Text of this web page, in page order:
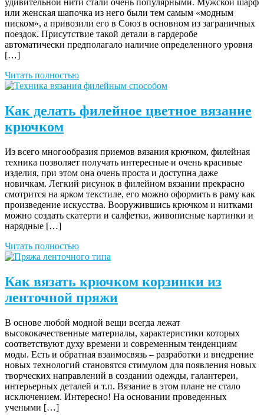
или женская шапочка из него были тем самым «модным
писком», а привозили его в Союз в основном из заграничных
поездок. Присутствие такой детали в гардеробе
автоматически предполагало наличие определенного уровня
[…]
Читать полностью
Как делать филейное цветное вязание
крючком
Из всего многообразия приемов вязания крючком, филейная
техника позволяет получать интересные и очень красивые
изделия, при этом она очень проста и доступна даже
новичкам. Легкий рисунок в филейном вязании прекрасно
смотрится на ярком текстиле, его можно оформить в раму как
произведение искусства. Вооружившись крючком и нитками
можно создать скатерти и салфетки, живописные картинки и
нарядные […]
Читать полностью
Как вязать крючком корзинки из
ленточной пряжи
В основе любой модной вещи всегда лежат
высококачественные материалы, характеристики которых
соответствуют духу времени и современным тенденциям
моды. Есть и обратная взаимосвязь – разработки и внедрение
новых технологий становятся стимулом для появления новых
творческих направлений в создании одежды, галантереи,
интерьерных деталей и т.п. Вязание в этом плане не стало
исключением. Интересно! На основании проведенных
учеными […]